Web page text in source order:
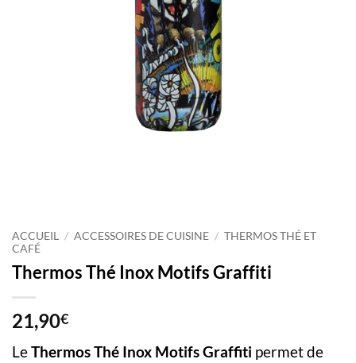
ACCUEIL / ACCESSOIRES DE CUISINE / THERMOS THÉ ET
CAFÉ
Thermos Thé Inox Motifs Graffiti
21,90€
LeThermos Thé Inox Motifs Graffiti permet de